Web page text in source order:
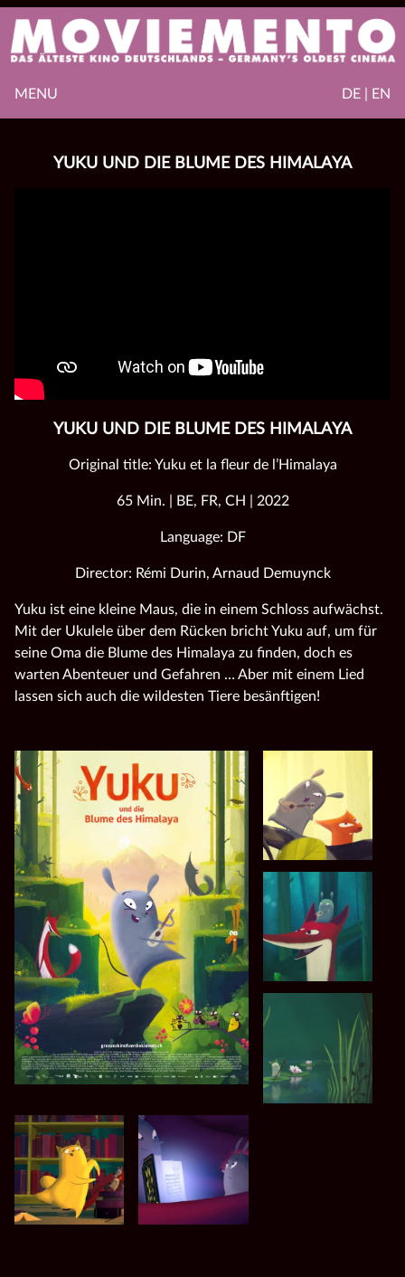
DE | EN
MENU
YUKU UND DIE BLUME DES HIMALAYA
YUKU UND DIE BLUME DES HIMALAYA
Original title: Yuku et la fleur de l’Himalaya
65 Min. | BE, FR, CH | 2022
Language: DF
Director: Rémi Durin, Arnaud Demuynck
Yuku ist eine kleine Maus, die in einem Schloss aufwächst.
Mit der Ukulele über dem Rücken brichtYuku auf, um für
seine Oma die Blume des Himalaya zu finden, doch es
warten Abenteuer und Gefahren … Aber mit einem Lied
lassen sich auch die wildesten Tiere besänftigen!